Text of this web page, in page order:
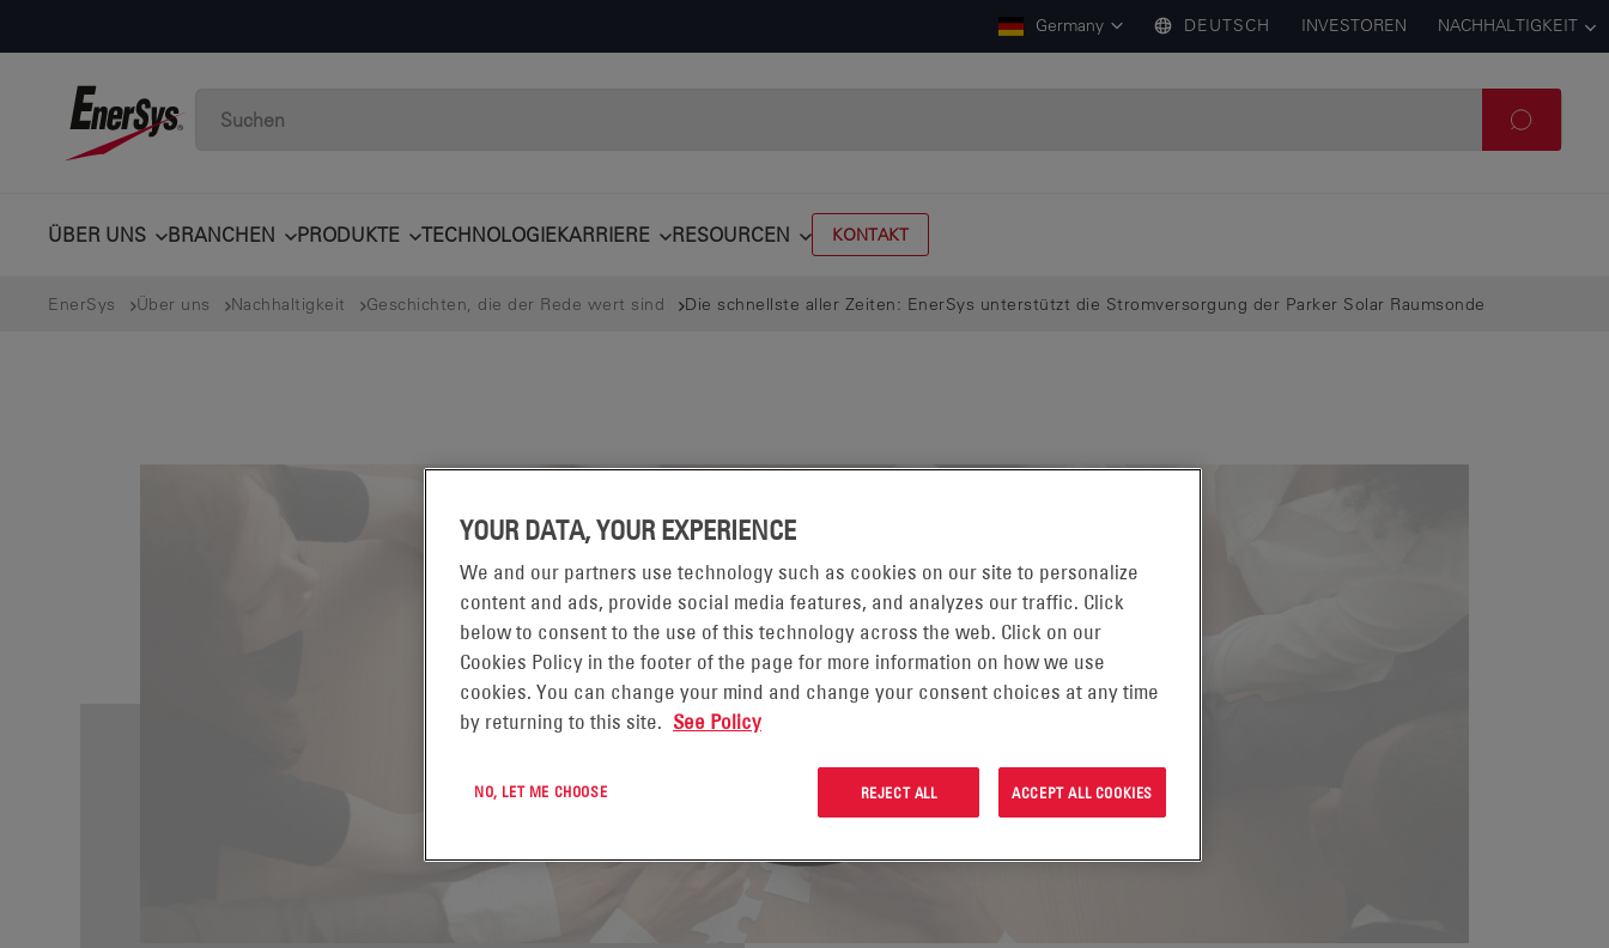
Germany DEUTSCH INVESTOREN NACHHALTIGKEIT
ÜBER UNS BRANCHEN PRODUKTE TECHNOLOGIEKARRIERE RESOURCEN KONTAKT
EnerSys Über uns Nachhaltigkeit Geschichten, die der Rede wert sind Die schnellste aller Zeiten: EnerSys unterstützt die Stromversorgung der Parker Solar Raumsonde
YOUR DATA, YOUR EXPERIENCE
We and our partners use technology such as cookies on our site to personalize
content and ads, provide social media features, and analyzes our traffic. Click
below to consent to the use of this technology across the web. Click on our
Cookies Policy in the footer of the page for more information on how we use
cookies. You can change your mind and change your consent choices at any time
by returning to this site. See Policy
NO, LET ME CHOOSE REJECT ALL ACCEPT ALL COOKIES